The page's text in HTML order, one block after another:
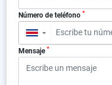
Número de teléfono *
▼
Mensaje *